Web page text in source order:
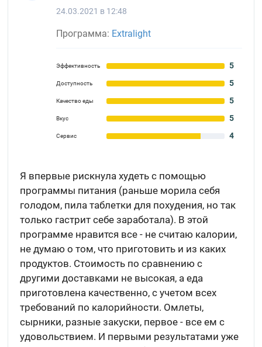
24.03.2021 в 12:48
Программа: Extralight
Эффективность 5
Доступность 5
Качество еды 5
Вкус 5
Сервис 4
Я впервые рискнула худеть с помощью
программы питания (раньше морила себя
голодом, пила таблетки для похудения, но так
только гастрит себе заработала). В этой
программе нравится все - не считаю калории,
не думаю о том, что приготовить и из каких
продуктов. Стоимость по сравнению с
другими доставками не высокая, а еда
приготовлена качественно, с учетом всех
требований по калорийности. Омлеты,
сырники, разные закуски, первое - все ем с
удовольствием. И первыми результатами уже